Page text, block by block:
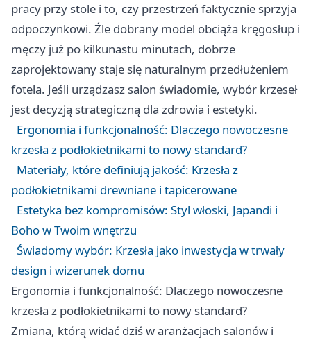
pracy przy stole i to, czy przestrzeń faktycznie sprzyja
odpoczynkowi. Źle dobrany model obciąża kręgosłup i
męczy już po kilkunastu minutach, dobrze
zaprojektowany staje się naturalnym przedłużeniem
fotela. Jeśli urządzasz salon świadomie, wybór krzeseł
jest decyzją strategiczną dla zdrowia i estetyki.
Ergonomia i funkcjonalność: Dlaczego nowoczesne
krzesła z podłokietnikami to nowy standard?
Materiały, które definiują jakość: Krzesła z
podłokietnikami drewniane i tapicerowane
Estetyka bez kompromisów: Styl włoski, Japandi i
Boho w Twoim wnętrzu
Świadomy wybór: Krzesła jako inwestycja w trwały
design i wizerunek domu
Ergonomia i funkcjonalność: Dlaczego nowoczesne
krzesła z podłokietnikami to nowy standard?
Zmiana, którą widać dziś w aranżacjach salonów i